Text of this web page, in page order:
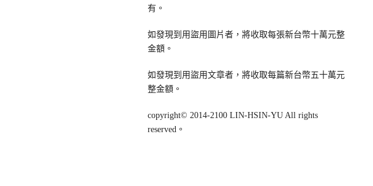
有。
如發現到用盜用圖片者，將收取每張新台幣十萬元整
金額。
如發現到用盜用文章者，將收取每篇新台幣五十萬元
整金額。
copyright© 2014-2100 LIN-HSIN-YU All rights
reserved。